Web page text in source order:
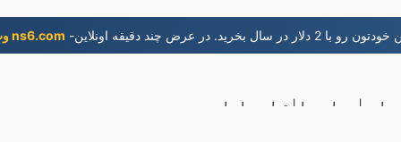
وب‌گاه ns6.com 2 دلار در سال بخريد. در عرض چند دقيقه اونلاين
| درباره ما |تماس با ما